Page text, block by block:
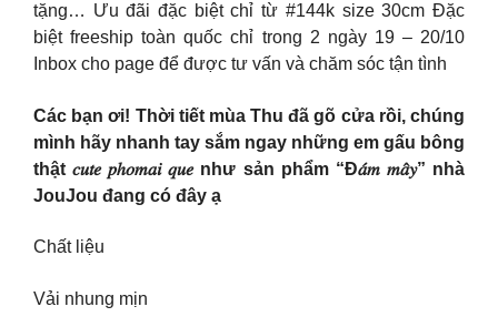
tặng… Ưu đãi đặc biệt chỉ từ #144k size 30cm Đặc
biệt freeship toàn quốc chỉ trong 2 ngày 19 – 20/10
Inbox cho page để được tư vấn và chăm sóc tận tình
Các bạn ơi! Thời tiết mùa Thu đã gõ cửa rồi, chúng
mình hãy nhanh tay sắm ngay những em gấu bông
thật 𝑐𝑢𝑡𝑒 𝑝ℎ𝑜𝑚𝑎𝑖 𝑞𝑢𝑒 như sản phẩm “Đ𝑎́𝑚 𝑚𝑎̂𝑦” nhà
JouJou đang có đây ạ
Chất liệu
Vải nhung mịn